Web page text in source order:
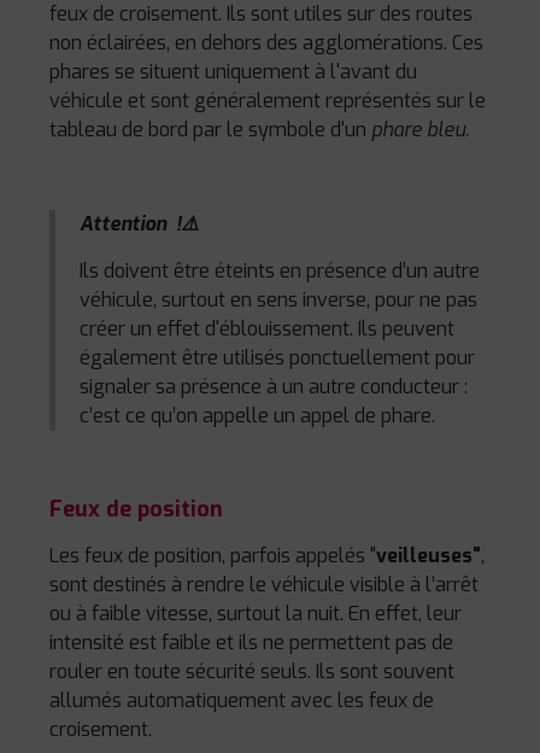
feux de croisement. Ils sont utiles sur des routes
non éclairées, en dehors des agglomérations. Ces
phares se situent uniquement à l'avant du
véhicule et sont généralement représentés sur le
tableau de bord par le symbole d'un phare bleu.
Attention !⚠️
Ils doivent être éteints en présence d’un autre
véhicule, surtout en sens inverse, pour ne pas
créer un effet d'éblouissement. Ils peuvent
également être utilisés ponctuellement pour
signaler sa présence à un autre conducteur :
c’est ce qu’on appelle un appel de phare.
Feux de position
Les feux de position, parfois appelés "veilleuses",
sont destinés à rendre le véhicule visible à l’arrêt
ou à faible vitesse, surtout la nuit. En effet, leur
intensité est faible et ils ne permettent pas de
rouler en toute sécurité seuls. Ils sont souvent
allumés automatiquement avec les feux de
croisement.